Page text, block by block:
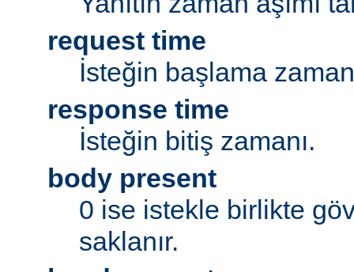
request time
İsteğin başlama
response time
İsteğin bitiş zamanı.
body present
0 ise istekle birlikte
saklanır.